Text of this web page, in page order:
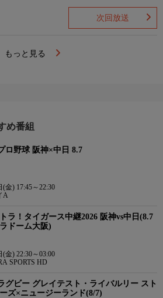
次回放送
もっと見る
め番組
ロ野球 阪神×中日 8.7
(金) 17:45～22:30
A
ラ！タイガース中継2026 阪神vs中日(8.7
ドーム大阪)
(金) 22:30～03:00
SPORTS HD
グビー グレイテスト・ライバルリー スト
ズ×ニュージーランド(8/7)